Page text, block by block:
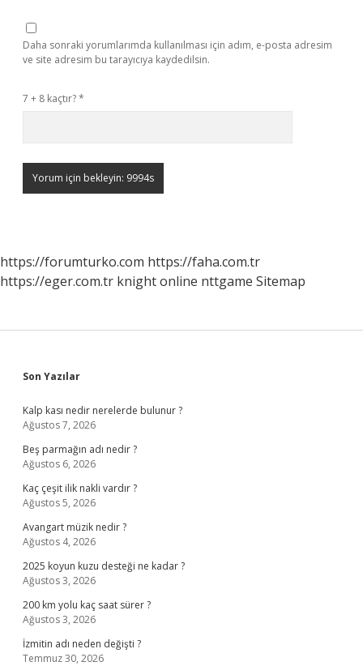
Daha sonraki yorumlarımda kullanılması için adım, e-posta adresim
ve site adresim bu tarayıcıya kaydedilsin.
7 + 8 kaçtır?*
https://forumturko.com https://faha.com.tr
https://eger.com.tr knight online nttgame Sitemap
Sidebar
Son Yazılar
Kalp kası nedir nerelerde bulunur ?
Ağustos 7, 2026
Beş parmağın adı nedir ?
Ağustos 6, 2026
Kaç çeşit ilik nakli vardır ?
Ağustos 5, 2026
Avangart müzik nedir ?
Ağustos 4, 2026
2025 koyun kuzu desteği ne kadar ?
Ağustos 3, 2026
200 km yolu kaç saat sürer ?
Ağustos 3, 2026
İzmitin adı neden değişti ?
Temmuz 30, 2026